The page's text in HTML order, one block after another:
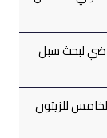
لبحث سبل
للزيتون